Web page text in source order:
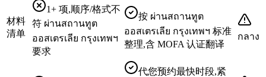
材料
清单
1+ 项,顺序/格式不
符 ผ่านสถานทูต
ออสเตรเลีย กรุงเทพฯ
要求
按 ผ่านสถานทูต
ออสเตรเลีย กรุงเทพฯ 标准
整理,含 MOFA 认证翻译
กลาง
代您预约最快时段,紧